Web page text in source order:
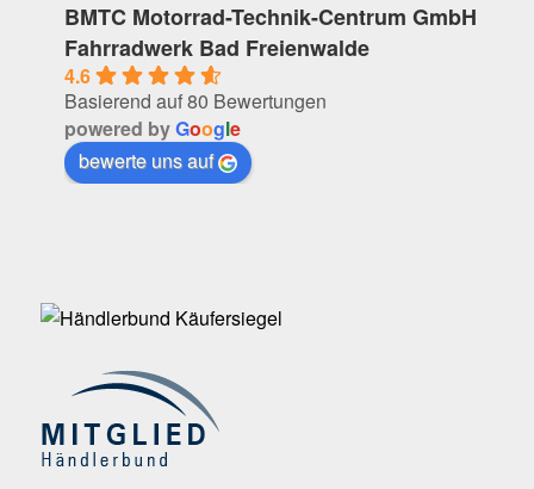
BMTC Motorrad-Technik-Centrum GmbH
Fahrradwerk Bad Freienwalde
4.6
Basierend auf 80 Bewertungen
powered byGoogle
bewerte uns auf